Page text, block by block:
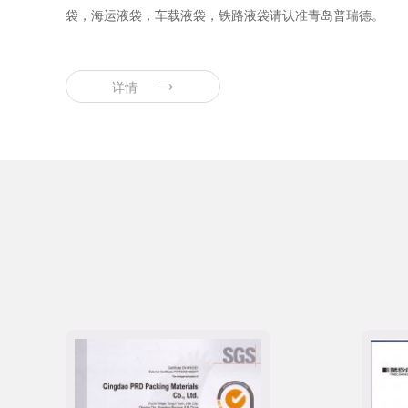
袋，海运液袋，车载液袋，铁路液袋请认准青岛普瑞德。
详情